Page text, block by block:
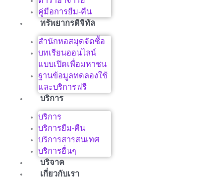
คู่มือการยืม-คืน
ทรัพยากรดิจิทัล
สำนักหอสมุดจัดซื้อ
บทเรียนออนไลน์
แบบเปิดเพื่อมหาชน
ฐานข้อมูลทดลองใช้
และบริการฟรี
บริการ
บริการ
บริการยืม-คืน
บริการสารสนเทศ
บริการอื่นๆ
บริจาค
เกี่ยวกับเรา